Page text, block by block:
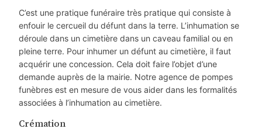
C’est une pratique funéraire très pratique qui consiste à
enfouir le cercueil du défunt dans la terre. L’inhumation se
déroule dans un cimetière dans un caveau familial ou en
pleine terre. Pour inhumer un défunt au cimetière, il faut
acquérir une concession. Cela doit faire l’objet d’une
demande auprès de la mairie. Notre agence de pompes
funèbres est en mesure de vous aider dans les formalités
associées à l’inhumation au cimetière.
Crémation